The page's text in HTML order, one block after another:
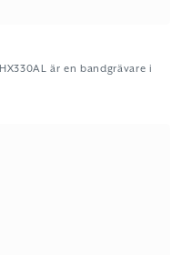
HX330AL är en bandgrävare i